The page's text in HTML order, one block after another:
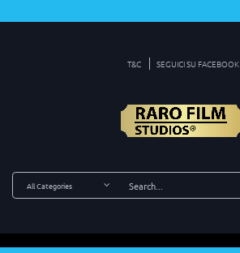
T&C SEGUICI SU FACEBOOK